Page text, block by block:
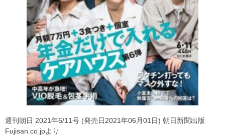
週刊朝日 2021年6/11号 (発売日2021年06月01日) 朝日新聞出版
Fujisan.co.jpより